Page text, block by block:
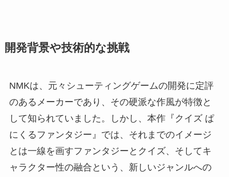
開発背景や技術的な挑戦
NMKは、元々シューティングゲームの開発に定評
のあるメーカーであり、その硬派な作風が特徴と
して知られていました。しかし、本作『クイズ ぱ
にくるファンタジー』では、それまでのイメージ
とは一線を画すファンタジーとクイズ、そしてキ
ャラクター性の融合という、新しいジャンルへの